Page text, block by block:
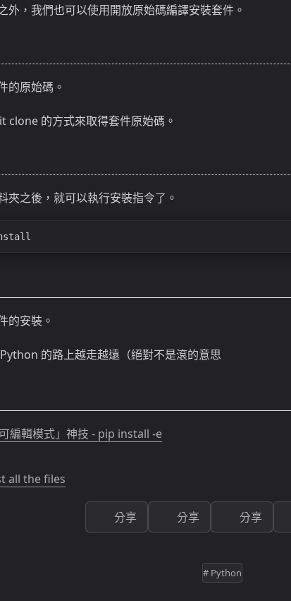
外，我們也可以使用開放原始碼編譯安裝套件。
的原始碼。
clone 的方式來取得套件原始碼。
夾之後，就可以執行安裝指令了。
的安裝。
的路上越走越遠（絕對不是滾的意思
編輯模式」神技 - pip install -e
all the files
分享 分享 分享
# Python